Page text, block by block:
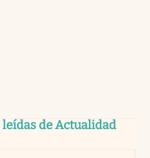
leídas de Actualidad